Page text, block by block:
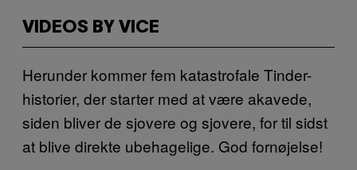
VIDEOS BY VICE
Herunder kommer fem katastrofale Tinder-
historier, der starter med at være akavede,
siden bliver de sjovere og sjovere, for til sidst
at blive direkte ubehagelige. God fornøjelse!